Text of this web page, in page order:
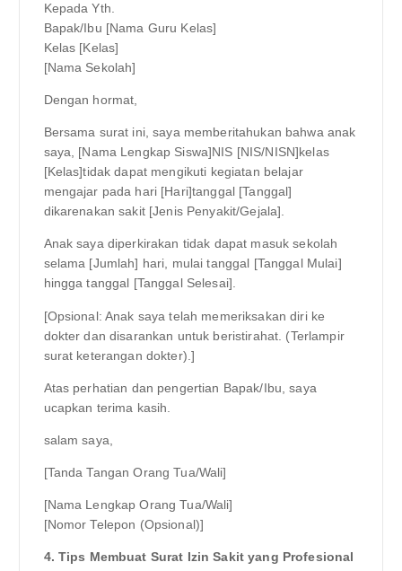
Kepada Yth.
Bapak/Ibu [Nama Guru Kelas]
Kelas [Kelas]
[Nama Sekolah]
Dengan hormat,
Bersama surat ini, saya memberitahukan bahwa anak
saya, [Nama Lengkap Siswa]NIS [NIS/NISN]kelas
[Kelas]tidak dapat mengikuti kegiatan belajar
mengajar pada hari [Hari]tanggal [Tanggal]
dikarenakan sakit [Jenis Penyakit/Gejala].
Anak saya diperkirakan tidak dapat masuk sekolah
selama [Jumlah] hari, mulai tanggal [Tanggal Mulai]
hingga tanggal [Tanggal Selesai].
[Opsional: Anak saya telah memeriksakan diri ke
dokter dan disarankan untuk beristirahat. (Terlampir
surat keterangan dokter).]
Atas perhatian dan pengertian Bapak/Ibu, saya
ucapkan terima kasih.
salam saya,
[Tanda Tangan Orang Tua/Wali]
[Nama Lengkap Orang Tua/Wali]
[Nomor Telepon (Opsional)]
4. Tips Membuat Surat Izin Sakit yang Profesional